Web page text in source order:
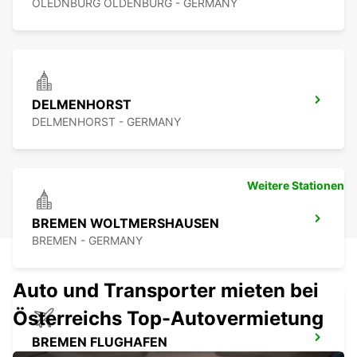
OLEDNBURG OLDENBURG - GERMANY
DELMENHORST
DELMENHORST - GERMANY
BREMEN WOLTMERSHAUSEN
BREMEN - GERMANY
BREMEN FLUGHAFEN
Weitere Stationen
Auto und Transporter mieten bei
Österreichs Top-Autovermietung